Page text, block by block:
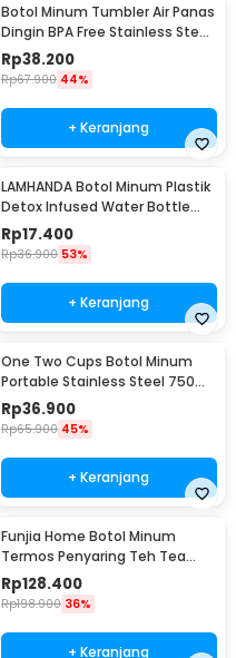
Botol Minum Tumbler Air Panas
Dingin BPA Free Stainless Steel
350ml - HS-6983
Rp38.200
Rp67.900 44%
+ Keranjang
LAMHANDA Botol Minum Plastik
Detox Infused Water Bottle
BPA Free 1L - QWF236
Rp17.400
Rp36.900 53%
+ Keranjang
One Two Cups Botol Minum
Portable Stainless Steel 750ml
- YM006
Rp36.900
Rp65.900 45%
+ Keranjang
Funjia Home Botol Minum
Termos Penyaring Teh Tea
Infuser 520ml
Rp128.400
Rp198.900 36%
+ Keranjang